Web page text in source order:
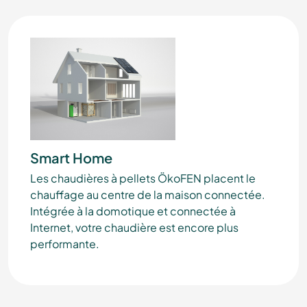
Smart Home
Les chaudières à pellets ÖkoFEN placent le
chauffage au centre de la maison connectée.
Intégrée à la domotique et connectée à
Internet, votre chaudière est encore plus
performante.